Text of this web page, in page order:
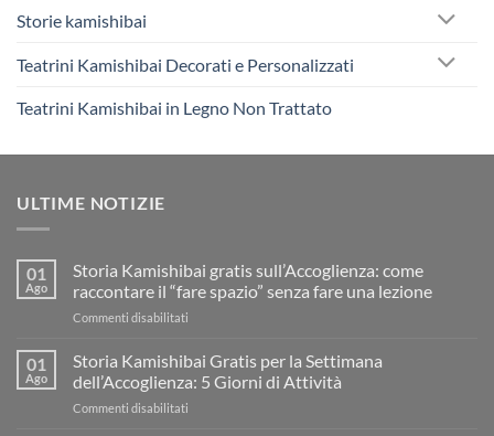
Storie kamishibai
Teatrini Kamishibai Decorati e Personalizzati
Teatrini Kamishibai in Legno Non Trattato
ULTIME NOTIZIE
01
Ago
Storia Kamishibai gratis sull’Accoglienza: come
raccontare il “fare spazio” senza fare una lezione
Commenti disabilitati
Kamishibai
sull’Accoglienza:
01
Ago
Storia Kamishibai Gratis per la Settimana
dell’Accoglienza: 5 Giorni di Attività
Commenti disabilitati